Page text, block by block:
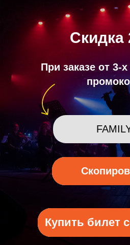
Купить билет
Скидка
При заказе от 3-
Купить билет